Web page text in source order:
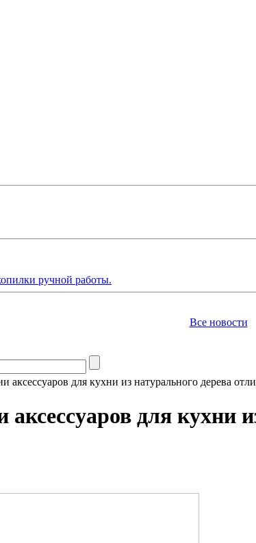
ручной работы.
Все новости
для кухни из натурального дерева
для кухни